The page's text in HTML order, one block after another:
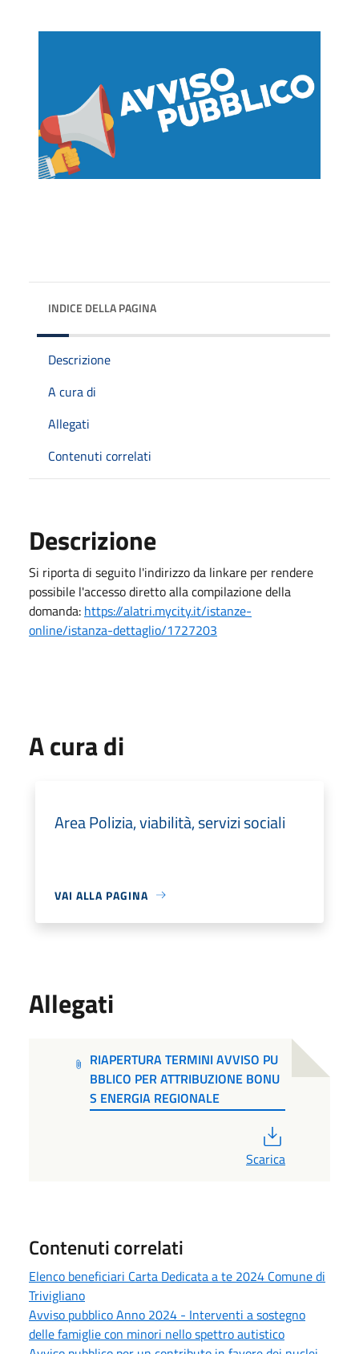
INDICE DELLA PAGINA
Descrizione
A cura di
Allegati
Contenuti correlati
Descrizione
Si riporta di seguito l'indirizzo da linkare per rendere
possibile l'accesso diretto alla compilazione della
domanda: https://alatri.mycity.it/istanze-
online/istanza-dettaglio/1727203
A cura di
Area Polizia, viabilità, servizi sociali
VAI ALLA PAGINA
Allegati
RIAPERTURA TERMINI AVVISO PU
BBLICO PER ATTRIBUZIONE BONU
S ENERGIA REGIONALE
Scarica
Contenuti correlati
Elenco beneficiari Carta Dedicata a te 2024 Comune di
Trivigliano
Avviso pubblico Anno 2024 - Interventi a sostegno
delle famiglie con minori nello spettro autistico